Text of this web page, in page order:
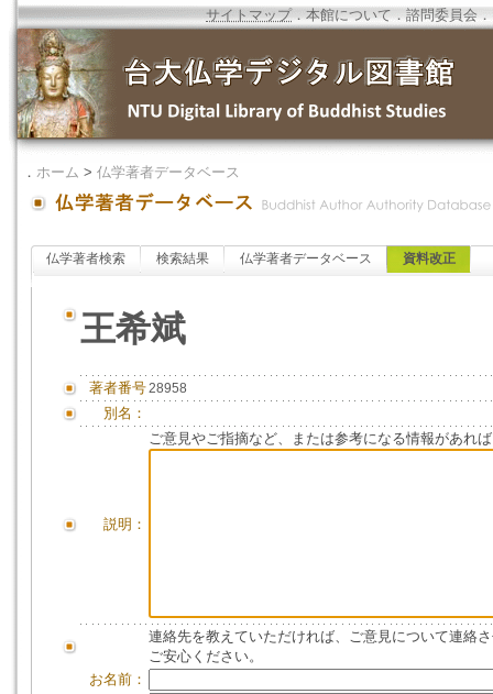
サイトマップ．本館について ．諮問委員会 ．
． ホーム > 仏学著者データベース
仏学著者検索 検索結果 仏学著者データベース 資料改正
王希斌
著者番号28958
別名：
説明：
ご意見やご指摘など、または参考になる情報があれ
連絡先を教えていただければ、ご意見について連絡
ご安心ください。
お名前：